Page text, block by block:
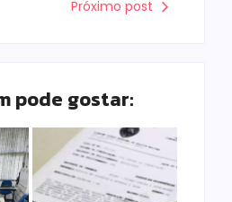
Próximo post
pode gostar: